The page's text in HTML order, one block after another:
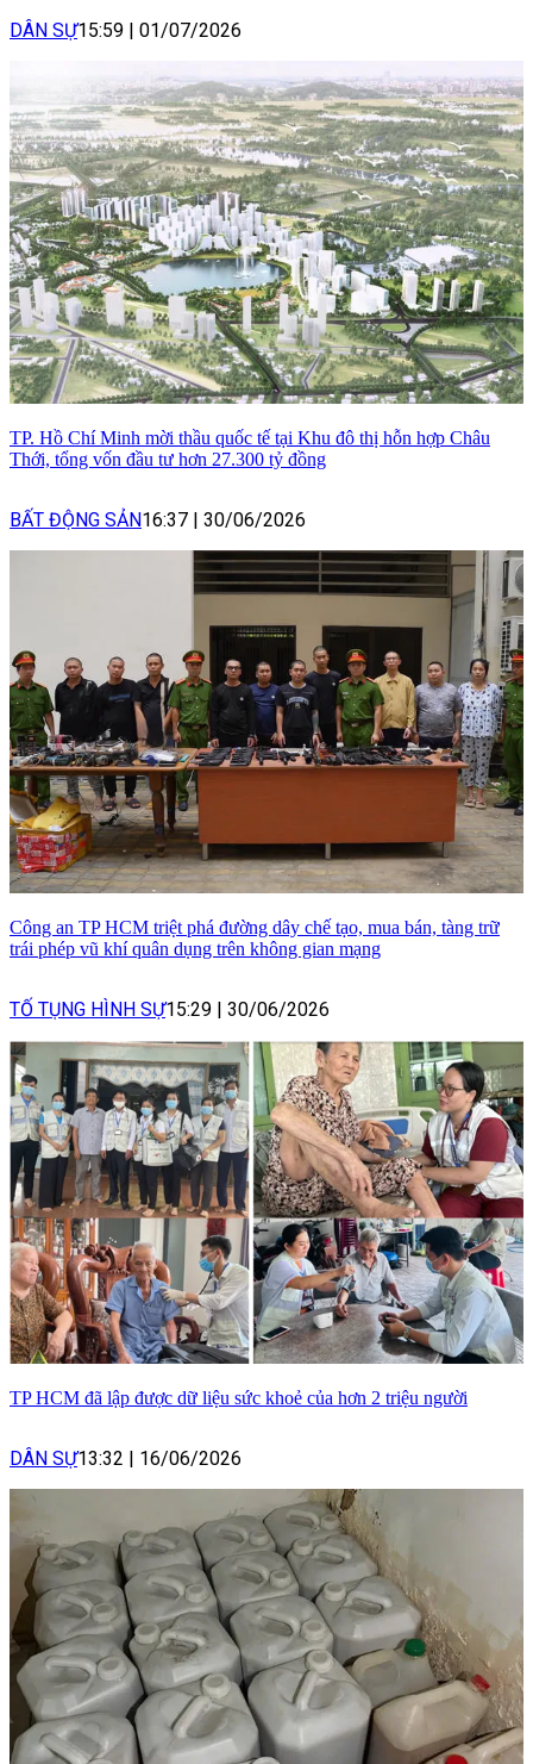
DÂN SỰ15:59 | 01/07/2026
TP. Hồ Chí Minh mời thầu quốc tế tại Khu đô thị hỗn hợp Châu
Thới, tổng vốn đầu tư hơn 27.300 tỷ đồng
BẤT ĐỘNG SẢN16:37 | 30/06/2026
Công an TP HCM triệt phá đường dây chế tạo, mua bán, tàng trữ
trái phép vũ khí quân dụng trên không gian mạng
TỐ TỤNG HÌNH SỰ15:29 | 30/06/2026
TP HCM đã lập được dữ liệu sức khoẻ của hơn 2 triệu người
DÂN SỰ13:32 16/06/2026